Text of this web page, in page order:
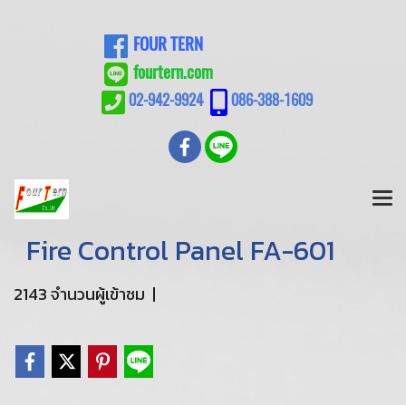
FOUR TERN
fourtern.com
02-942-9924 086-388-1609
Fire Control Panel FA-601
2143 จำนวนผู้เข้าชม |